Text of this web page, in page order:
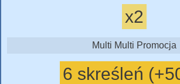
x2
Multi Multi Promocja
6 skreśleń